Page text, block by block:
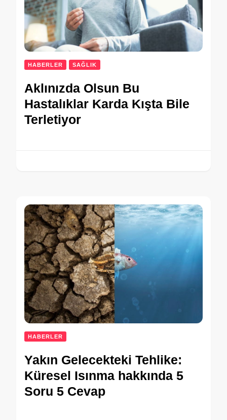
HABERLER SAĞLIK
Aklınızda Olsun Bu
Hastalıklar Karda Kışta Bile
Terletiyor
HABERLER
Yakın Gelecekteki Tehlike:
Küresel Isınma hakkında 5
Soru 5 Cevap